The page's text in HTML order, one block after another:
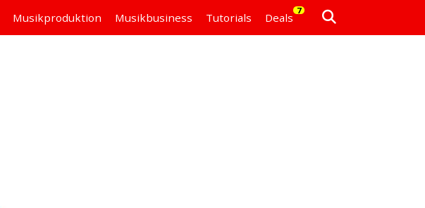
Musikproduktion Musikbusiness Tutorials Deals
7